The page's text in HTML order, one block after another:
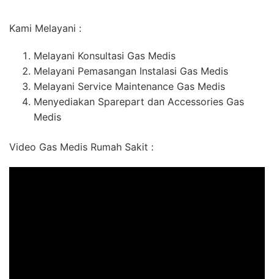
Kami Melayani :
Melayani Konsultasi Gas Medis
Melayani Pemasangan Instalasi Gas Medis
Melayani Service Maintenance Gas Medis
Menyediakan Sparepart dan Accessories Gas
Medis
Video Gas Medis Rumah Sakit :